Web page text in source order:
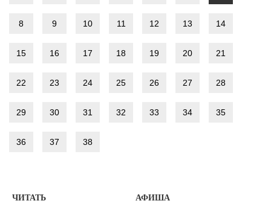
8 9 10 11 12 13 14
15 16 17 18 19 20 21
22 23 24 25 26 27 28
29 30 31 32 33 34 35
36 37 38
ЧИТАТЬ АФИША